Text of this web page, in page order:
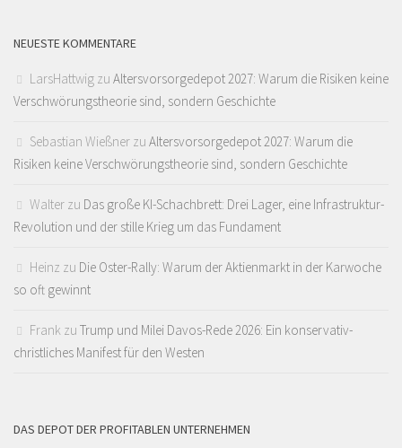
NEUESTE KOMMENTARE
LarsHattwig zu Altersvorsorgedepot 2027: Warum die Risiken keine
Verschwörungstheorie sind, sondern Geschichte
Sebastian Wießner zu Altersvorsorgedepot 2027: Warum die
Risiken keine Verschwörungstheorie sind, sondern Geschichte
Walter zu Das große KI-Schachbrett: Drei Lager, eine Infrastruktur-
Revolution und der stille Krieg um das Fundament
Heinz zu Die Oster-Rally: Warum der Aktienmarkt in der Karwoche
so oft gewinnt
Frank zu Trump und Milei Davos-Rede 2026: Ein konservativ-
christliches Manifest für den Westen
DAS DEPOT DER PROFITABLEN UNTERNEHMEN